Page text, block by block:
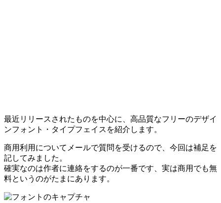
最近リリースされたものを中心に、高品質なフリーのデザイ
ンフォント・タイプフェイスを紹介します。
商用利用についてメールで質問を受けるので、今回は補足を
記してみました。
確実なのは作者に連絡をするのが一番です、実は商用でも無
料というのがたまにあります。